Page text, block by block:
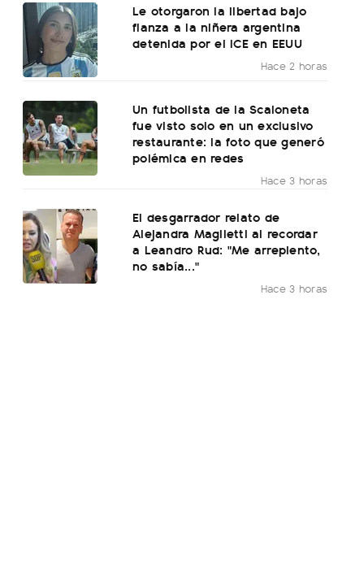
Le otorgaron la libertad bajo
fianza a la niñera argentina
detenida por el ICE en EEUU
Hace 2 horas
Un futbolista de la Scaloneta
fue visto solo en un exclusivo
restaurante: la foto que generó
polémica en redes
Hace 3 horas
El desgarrador relato de
Alejandra Maglietti al recordar
a Leandro Rud: "Me arrepiento,
no sabía..."
Hace 3 horas